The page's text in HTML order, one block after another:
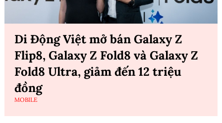
Di Động Việt mở bán Galaxy Z
Flip8, Galaxy Z Fold8 và Galaxy Z
Fold8 Ultra, giảm đến 12 triệu
đồng
MOBILE